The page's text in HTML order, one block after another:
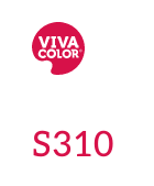
S310